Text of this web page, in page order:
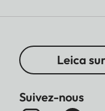
Leica
Suivez-nous